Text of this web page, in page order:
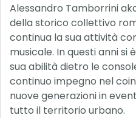
Alessandro Tamborrini
della storico collettivo
continua la sua attività
musicale. In questi anni si
sua abilità dietro le
continuo impegno nel
nuove generazioni in
tutto il territorio urbano.